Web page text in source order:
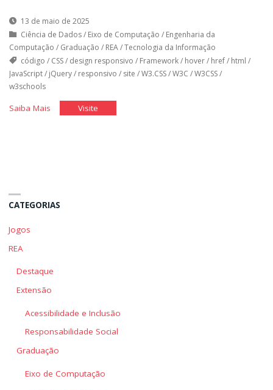
13 de maio de 2025
Ciência de Dados/ Eixo de Computação / Engenharia da
Computação / Graduação / REA/Tecnologia da Informação
código / CSS/ design responsivo / Framework/ hover/ href/ html /
JavaScript/ jQuery/ responsivo / site /W3.CSS/W3C /W3CSS/
w3schools
Saiba Mais"Framework
Visite"Framework
CATEGORIAS
Jogos
REA
Destaque
Extensão
Acessibilidade e Inclusão
Responsabilidade Social
Graduação
Eixo de Computação